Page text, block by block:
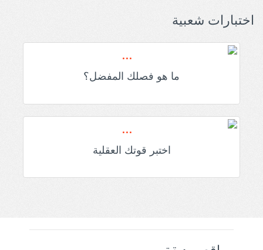
اختبارات شعبية
ما هو فصلك المفضل؟
اختبر قوتك العقلية